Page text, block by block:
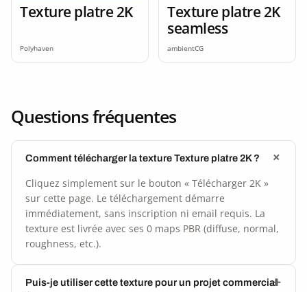
Texture platre 2K
Polyhaven
Texture platre 2K
seamless
ambientCG
Questions fréquentes
Comment télécharger la texture Texture platre 2K ?
Cliquez simplement sur le bouton « Télécharger 2K »
sur cette page. Le téléchargement démarre
immédiatement, sans inscription ni email requis. La
texture est livrée avec ses 0 maps PBR (diffuse, normal,
roughness, etc.).
Puis-je utiliser cette texture pour un projet commercial